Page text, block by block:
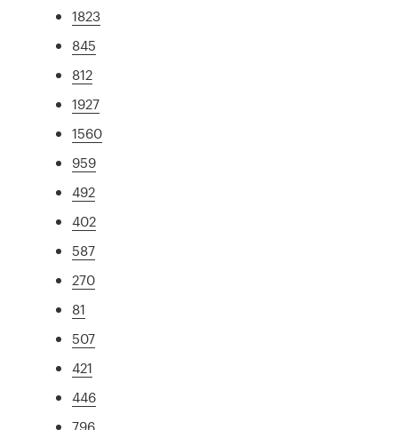
1823
845
812
1927
1560
959
492
402
587
270
81
507
421
446
796